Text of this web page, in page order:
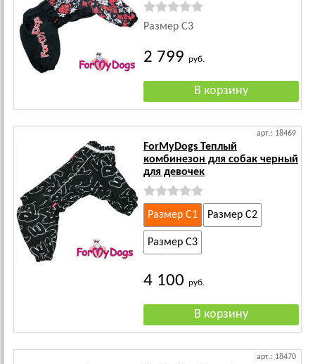
Размер C3
2 799 руб.
арт.: 18469
ForMyDogs Теплый
комбинезон для собак черный
для девочек
Размер C1 Размер C2
Размер C3
4 100 руб.
арт.: 18470